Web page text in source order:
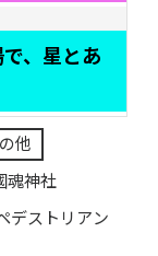
、星とあ
他
魂神社
デストリアン